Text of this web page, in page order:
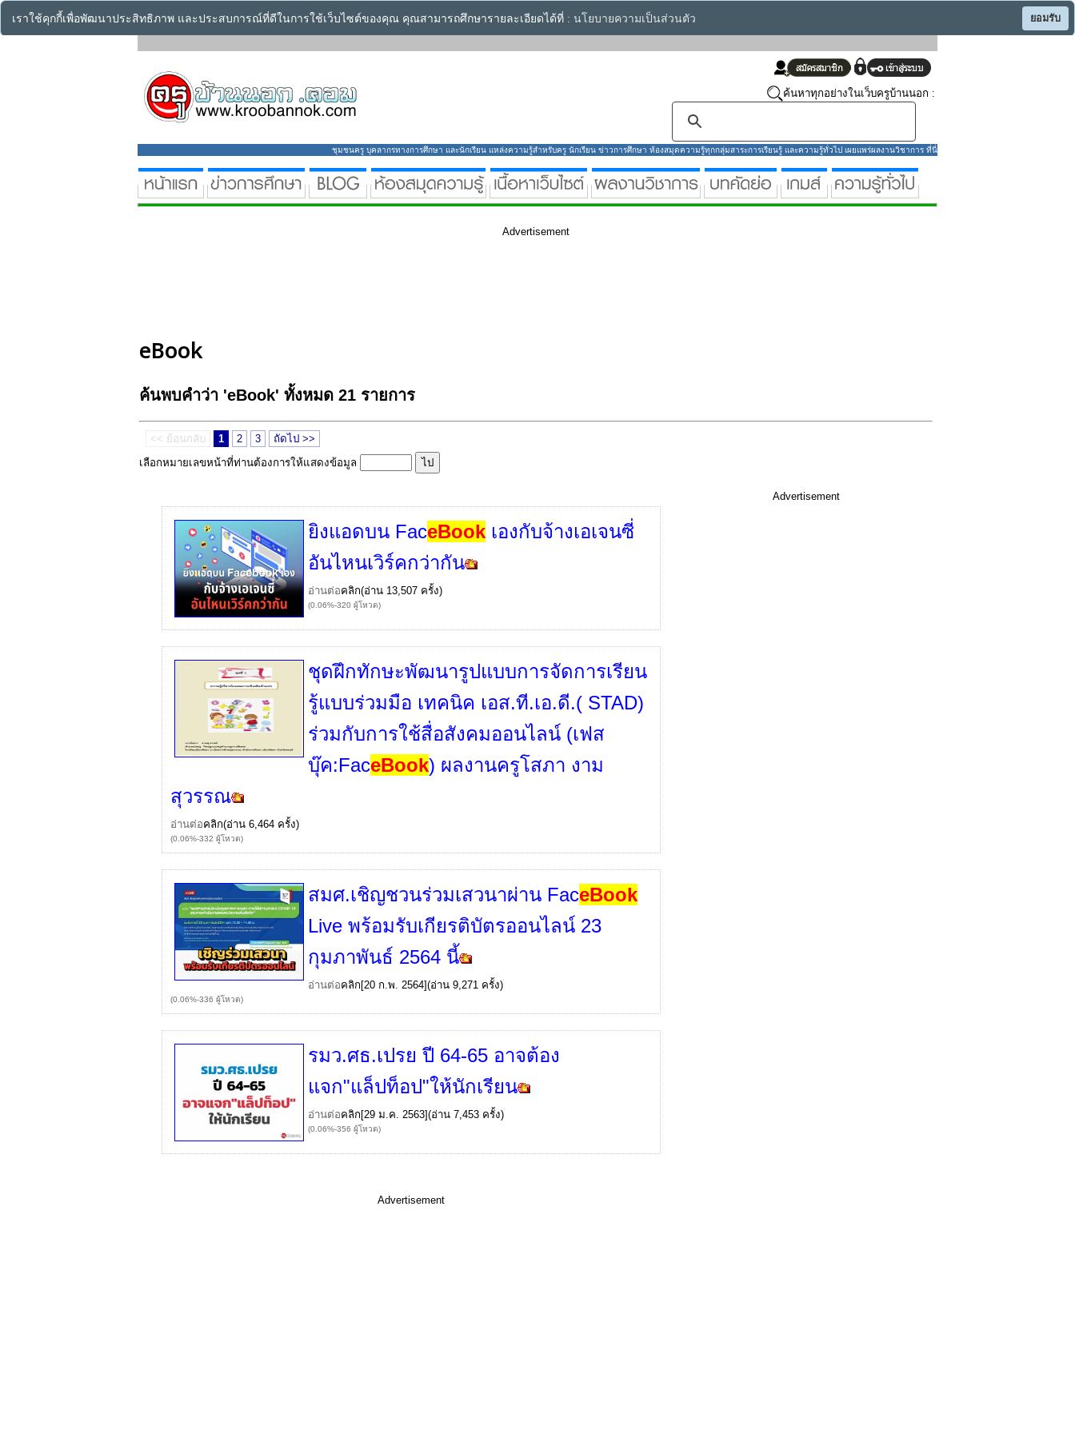
เราใช้คุกกี้เพื่อพัฒนาประสิทธิภาพ และประสบการณ์ที่ดีในการใช้เว็บไซต์ของคุณ คุณสามารถศึกษารายละเอียดได้ที่ : นโยบายความเป็นส่วนตัว ยอมรับ
ค้นหาทุกอย่างในเว็บครูบ้านนอก :
ชุมชนครู บุคลากรทางการศึกษา และนักเรียน แหล่งความรู้สำหรับครู นักเรียน ข่าวการศึกษา ห้องสมุดความรู้ทุกกลุ่มสาระการเรียนรู้ และความรู้ทั่วไป เผยแพร่ผลงานวิชาการ ที่นี่
Advertisement
eBook
ค้นพบคำว่า 'eBook' ทั้งหมด 21 รายการ
<< ย้อนกลับ 1 2 3
ถัดไป >>
เลือกหมายเลขหน้าที่ท่านต้องการให้แสดงข้อมูล
ยิงแอดบน FaceBook เองกับจ้างเอเจนซี่
อันไหนเวิร์คกว่ากัน
อ่านต่อคลิก(อ่าน 13,507 ครั้ง)
(0.06%-320 ผู้โหวต)
ชุดฝึกทักษะพัฒนารูปแบบการจัดการเรียน
รู้แบบร่วมมือ เทคนิค เอส.ที.เอ.ดี.( STAD)
ร่วมกับการใช้สื่อสังคมออนไลน์ (เฟส
บุ๊ค:FaceBook) ผลงานครูโสภา งาม
สุวรรณ
อ่านต่อคลิก(อ่าน 6,464 ครั้ง)
(0.06%-332 ผู้โหวต)
สมศ.เชิญชวนร่วมเสวนาผ่าน FaceBook
Live พร้อมรับเกียรติบัตรออนไลน์ 23
กุมภาพันธ์ 2564 นี้
อ่านต่อคลิก[20 ก.พ. 2564](อ่าน 9,271 ครั้ง)
(0.06%-336 ผู้โหวต)
รมว.ศธ.เปรย ปี 64-65 อาจต้อง
แจก"แล็ปท็อป"ให้นักเรียน
อ่านต่อคลิก[29 ม.ค. 2563](อ่าน 7,453 ครั้ง)
(0.06%-356 ผู้โหวต)
Advertisement
Advertisement